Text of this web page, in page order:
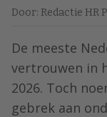
Door: Redactie HR
De meeste
vertrouwen in
2026. Toch
gebrek aan